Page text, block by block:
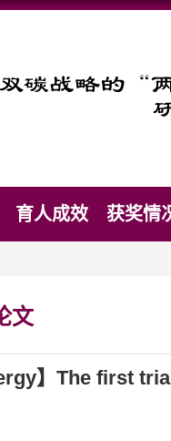
育人成效 获奖情
文
】The first